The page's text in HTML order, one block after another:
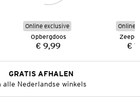
Online exclusive
Opbergdoos
Prijs:
€ 9,99
Online
€
GRATIS AFHALEN
alle Nederlandse winkels